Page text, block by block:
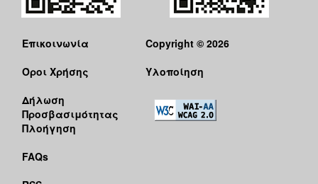
Επικοινωνία
Όροι Χρήσης
Δήλωση
Προσβασιμότητας
Πλοήγηση
FAQs
Copyright © 2026
Υλοποίηση